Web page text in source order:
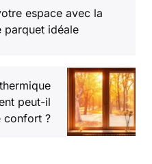
espace avec la
parquet idéale
peut-il
confort ?